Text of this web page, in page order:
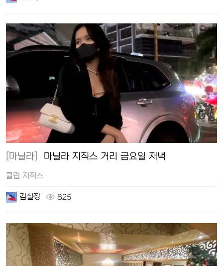
[마닐라] 마닐라 지직스 거리 금요일 저녁
클럽 지직스
김실장 825